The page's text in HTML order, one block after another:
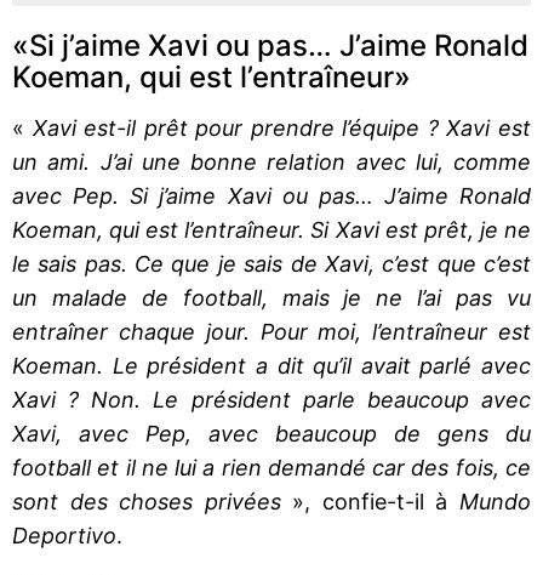
«Si j’aime Xavi ou pas… J’aime Ronald
Koeman, qui est l’entraîneur»
« Xavi est-il prêt pour prendre l’équipe ? Xavi est
un ami. J’ai une bonne relation avec lui, comme
avec Pep. Si j’aime Xavi ou pas… J’aime Ronald
Koeman, qui est l’entraîneur. Si Xavi est prêt, je ne
le sais pas. Ce que je sais de Xavi, c’est que c’est
un malade de football, mais je ne l’ai pas vu
entraîner chaque jour. Pour moi, l’entraîneur est
Koeman. Le président a dit qu’il avait parlé avec
Xavi ? Non. Le président parle beaucoup avec
Xavi, avec Pep, avec beaucoup de gens du
football et il ne lui a rien demandé car des fois, ce
sont des choses privées», confie-t-il à Mundo
Deportivo.